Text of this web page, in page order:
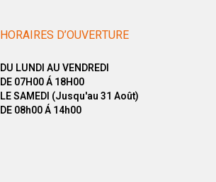
HORAIRES D’OUVERTURE
DU LUNDI AU VENDREDI
DE 07H00 Á 18H00
LE SAMEDI (Jusqu'au 31 Août)
DE 08h00 Á 14h00